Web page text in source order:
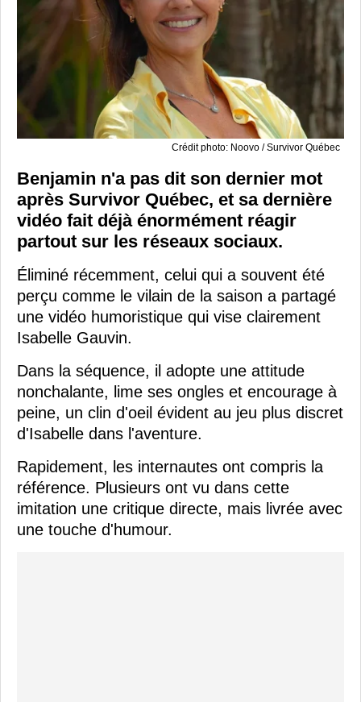
Crédit photo: Noovo / Survivor Québec
Benjamin n'a pas dit son dernier mot
après Survivor Québec, et sa dernière
vidéo fait déjà énormément réagir
partout sur les réseaux sociaux.
Éliminé récemment, celui qui a souvent été
perçu comme le vilain de la saison a partagé
une vidéo humoristique qui vise clairement
Isabelle Gauvin.
Dans la séquence, il adopte une attitude
nonchalante, lime ses ongles et encourage à
peine, un clin d'oeil évident au jeu plus discret
d'Isabelle dans l'aventure.
Rapidement, les internautes ont compris la
référence. Plusieurs ont vu dans cette
imitation une critique directe, mais livrée avec
une touche d'humour.